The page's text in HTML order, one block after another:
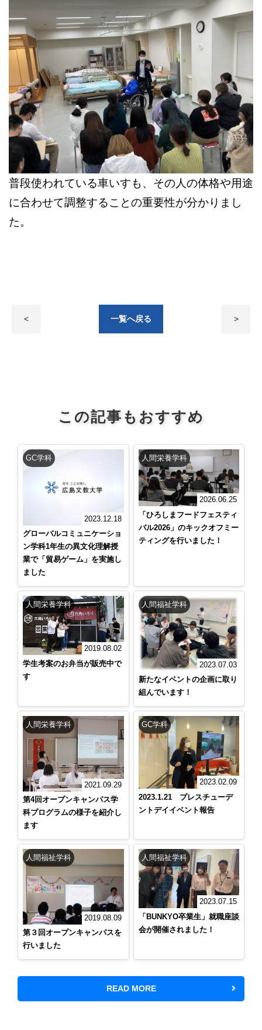
普段使われている車いすも、その人の体格や用途
に合わせて調整することの重要性が分かりまし
た。
< 一覧へ戻る >
この記事もおすすめ
GC学科
2023.12.18
グローバルコミュニケーショ
ン学科1年生の異文化理解授
業で「貿易ゲーム」を実施し
ました
人間栄養学科
2026.06.25
「ひろしまフードフェスティ
バル2026」のキックオフミー
ティングを行いました！
人間栄養学科
2019.08.02
学生考案のお弁当が販売中で
す
人間福祉学科
2023.07.03
新たなイベントの企画に取り
組んでいます！
人間栄養学科
2021.09.29
第4回オープンキャンパス学
科プログラムの様子を紹介し
ます
GC学科
2023.02.09
2023.1.21 プレスチューデ
ントデイイベント報告
人間福祉学科
2019.08.09
第３回オープンキャンパスを
行いました
人間福祉学科
2023.07.15
「BUNKYO卒業生」就職座談
会が開催されました！
READ MORE